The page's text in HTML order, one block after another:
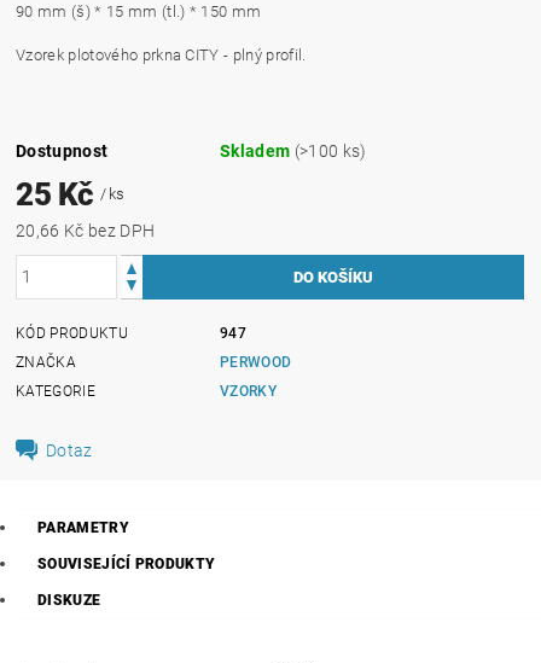
90 mm (š) * 15 mm (tl.) * 150 mm
Vzorek plotového prkna CITY - plný profil.
Dostupnost Skladem (>100 ks)
25 Kč/ ks
20,66 Kč bez DPH
KÓD PRODUKTU
947
ZNAČKA
PERWOOD
KATEGORIE
VZORKY
Dotaz
PARAMETRY
SOUVISEJÍCÍ PRODUKTY
DISKUZE